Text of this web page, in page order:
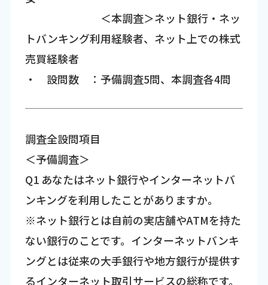
＜本調査＞ネット銀行・ネッ
トバンキング利用経験者、ネット上での株式
売買経験者
・ 設問数 ：予備調査5問、本調査各4問
調査全設問項目
＜予備調査＞
Q1 あなたはネット銀行やインターネットバ
ンキングを利用したことがありますか。
※ネット銀行とは自前の実店舗やATMを持た
ない銀行のことです。インターネットバンキ
ングとは従来の大手銀行や地方銀行が提供す
るインターネット取引サービスの総称です。